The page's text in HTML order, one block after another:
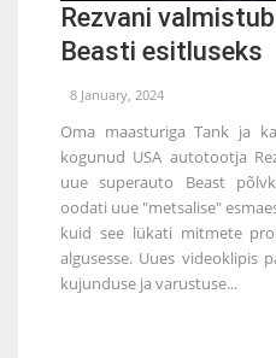
Rezvani
Beasti esitluseks
8 January, 2024
Oma maasturiga Tank ja
kogunud USA autotootja
uue superauto Beast
oodati uue "metsalise"
kuid see lükati mitmete
algusesse. Uues videoklipis
kujunduse ja varustuse...